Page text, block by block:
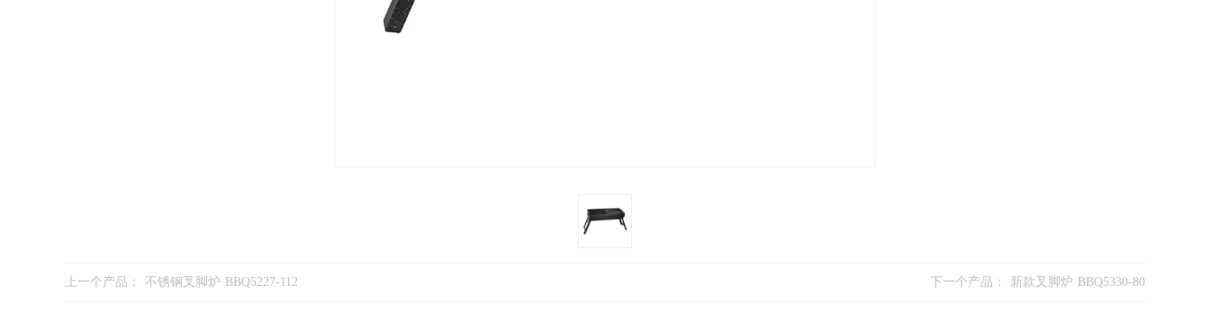
上一个产品： 不锈钢叉脚炉 BBQ5227-112 下一个产品： 新款叉脚炉 BBQ5330-80